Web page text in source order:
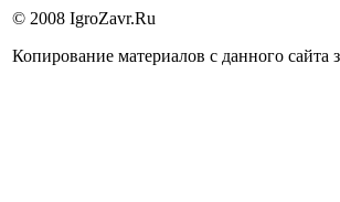
© 2008 IgroZavr.Ru
Копирование материалов с данного сайта